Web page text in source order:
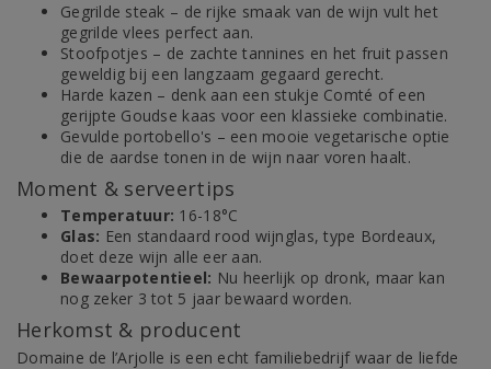
Gegrilde steak – de rijke smaak van de wijn vult het
gegrilde vlees perfect aan.
Stoofpotjes – de zachte tannines en het fruit passen
geweldig bij een langzaam gegaard gerecht.
Harde kazen – denk aan een stukje Comté of een
gerijpte Goudse kaas voor een klassieke combinatie.
Gevulde portobello's – een mooie vegetarische optie
die de aardse tonen in de wijn naar voren haalt.
Moment & serveertips
Temperatuur: 16-18°C
Glas: Een standaard rood wijnglas, type Bordeaux,
doet deze wijn alle eer aan.
Bewaarpotentieel: Nu heerlijk op dronk, maar kan
nog zeker 3 tot 5 jaar bewaard worden.
Herkomst & producent
Domaine de l’Arjolle is een echt familiebedrijf waar de liefde